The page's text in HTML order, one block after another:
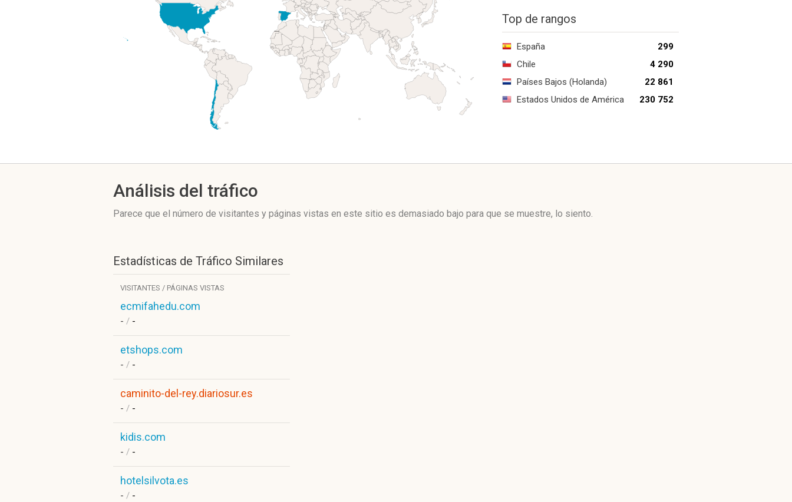
Top de rangos
España
299
Chile
4 290
Países Bajos (Holanda)
22 861
Estados Unidos de América
230 752
Análisis del tráfico
Parece que el número de visitantes y páginas vistas en este sitio es demasiado bajo para que se muestre, lo siento.
Estadísticas de Tráfico Similares
VISITANTES / PÁGINAS VISTAS
ecmifahedu.com
- / -
etshops.com
- / -
caminito-del-rey.diariosur.es
- / -
kidis.com
- / -
hotelsilvota.es
- / -